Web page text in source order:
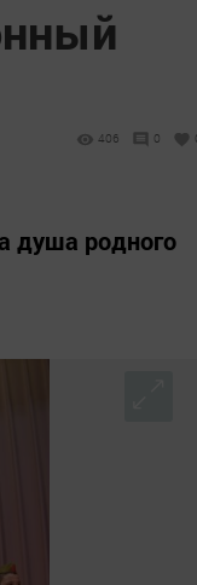
406 0
душа родного